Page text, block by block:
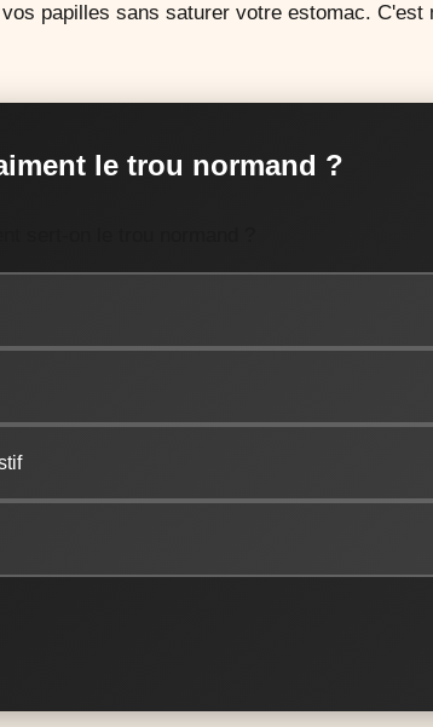
papilles sans saturer votre estomac.
le trou normand ?